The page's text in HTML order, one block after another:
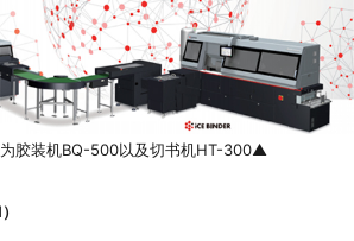
为胶装机BQ-500以及切书机HT-300▲